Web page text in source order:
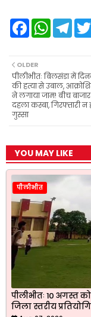
F
a
b
o
o
k
W
A
p
p
T
e
r
a
m
OLDER
पीलीभीतः बिलसंडा में
की हत्या से उबाल,
ने लगाया जाम! बीच
दहला कस्बा, गिरफ्तारी न
गुस्सा
YOU MAY LIKE
पीलीभीत
पीलीभीतः 10 अगस्त
जिला स्तरीय